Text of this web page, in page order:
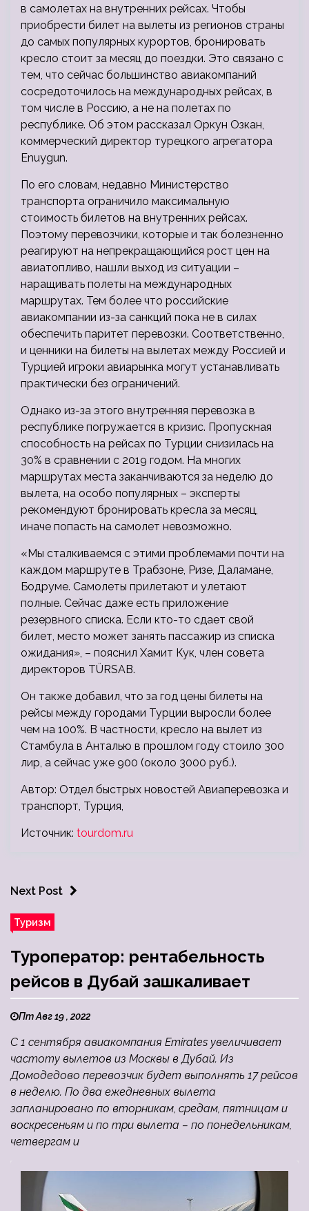
в самолетах на внутренних рейсах. Чтобы
приобрести билет на вылеты из регионов страны
до самых популярных курортов, бронировать
кресло стоит за месяц до поездки. Это связано с
тем, что сейчас большинство авиакомпаний
сосредоточилось на международных рейсах, в
том числе в Россию, а не на полетах по
республике. Об этом рассказал Оркун Озкан,
коммерческий директор турецкого агрегатора
Enuygun.
По его словам, недавно Министерство
транспорта ограничило максимальную
стоимость билетов на внутренних рейсах.
Поэтому перевозчики, которые и так болезненно
реагируют на непрекращающийся рост цен на
авиатопливо, нашли выход из ситуации –
наращивать полеты на международных
маршрутах. Тем более что российские
авиакомпании из-за санкций пока не в силах
обеспечить паритет перевозки. Соответственно,
и ценники на билеты на вылетах между Россией и
Турцией игроки авиарынка могут устанавливать
практически без ограничений.
Однако из-за этого внутренняя перевозка в
республике погружается в кризис. Пропускная
способность на рейсах по Турции снизилась на
30% в сравнении с 2019 годом. На многих
маршрутах места заканчиваются за неделю до
вылета, на особо популярных – эксперты
рекомендуют бронировать кресла за месяц,
иначе попасть на самолет невозможно.
«Мы сталкиваемся с этими проблемами почти на
каждом маршруте в Трабзоне, Ризе, Даламане,
Бодруме. Самолеты прилетают и улетают
полные. Сейчас даже есть приложение
резервного списка. Если кто-то сдает свой
билет, место может занять пассажир из списка
ожидания», – пояснил Хамит Кук, член совета
директоров TÜRSAB.
Он также добавил, что за год цены билеты на
рейсы между городами Турции выросли более
чем на 100%. В частности, кресло на вылет из
Стамбула в Анталью в прошлом году стоило 300
лир, а сейчас уже 900 (около 3000 руб.).
Автор: Отдел быстрых новостей Авиаперевозка и
транспорт, Турция,
Источник: tourdom.ru
Next Post
Туризм
Туроператор: рентабельность
рейсов в Дубай зашкаливает
Пт Авг 19 , 2022
С 1 сентября авиакомпания Emirates увеличивает
частоту вылетов из Москвы в Дубай. Из
Домодедово перевозчик будет выполнять 17 рейсов
в неделю. По два ежедневных вылета
запланировано по вторникам, средам, пятницам и
воскресеньям и по три вылета – по понедельникам,
четвергам и